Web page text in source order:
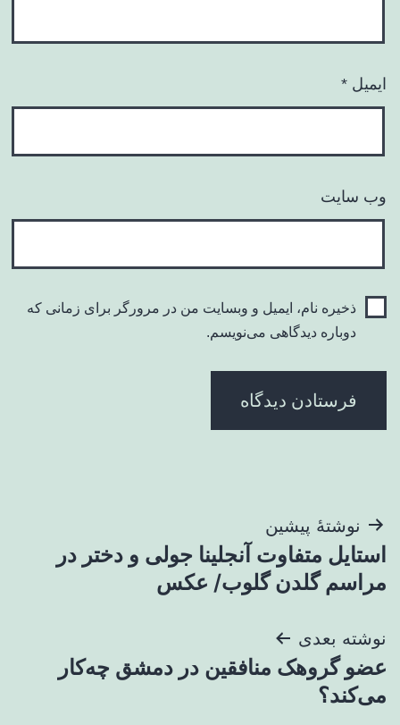
ایمیل *
وب‌ سایت
ذخیره نام، ایمیل و وبسایت من در مرورگر برای زمانی که
دوباره دیدگاهی می‌نویسم.
راهبری
نوشته
نوشتهٔ پیشین
استایل متفاوت آنجلینا جولی و دختر در
مراسم گلدن گلوب/ عکس
نوشته بعدی
عضو گروهک منافقین در دمشق چه‌کار
می‌کند؟